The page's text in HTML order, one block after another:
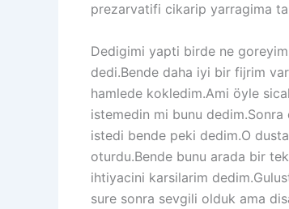
prezarvatifi cikarip yarragima
Dedigimi yapti birde ne
dedi.Bende daha iyi bir fijrim
hamlede kokledim.Ami öyle
istemedin mi bunu
istedi bende peki dedim.O
oturdu.Bende bunu arada bir
ihtiyacini karsilarim
sure sonra sevgili olduk ama